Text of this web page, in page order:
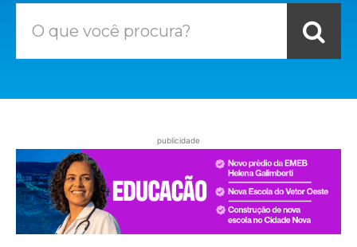
O que você procura?
publicidade